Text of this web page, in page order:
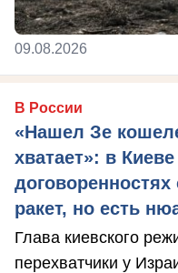
09.08.2026
В России
«Нашел Зе
хватает»: в
ракет, но есть
Глава киевского
перехватчики у